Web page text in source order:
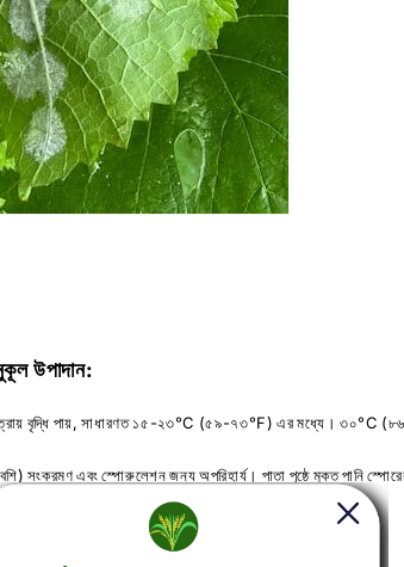
উপাদান:
বৃদ্ধি পায়, সাধারণত ১৫-২৩°C (৫৯-৭৩°F) এর মধ্যে। ৩০°C
সংক্রমণ এবং স্পোরুলেশন জন্য অপরিহার্য। পাতা পৃষ্ঠে মুক্ত পানি